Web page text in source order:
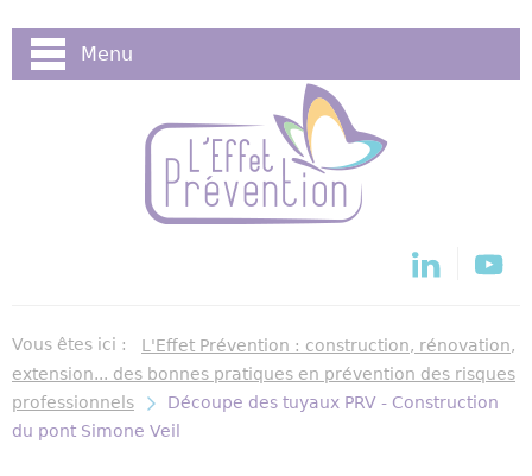
Menu
Vous êtes ici :
L'Effet Prévention : construction, rénovation,
extension... des bonnes pratiques en prévention des risques
professionnels
Découpe des tuyaux PRV - Construction
du pont Simone Veil